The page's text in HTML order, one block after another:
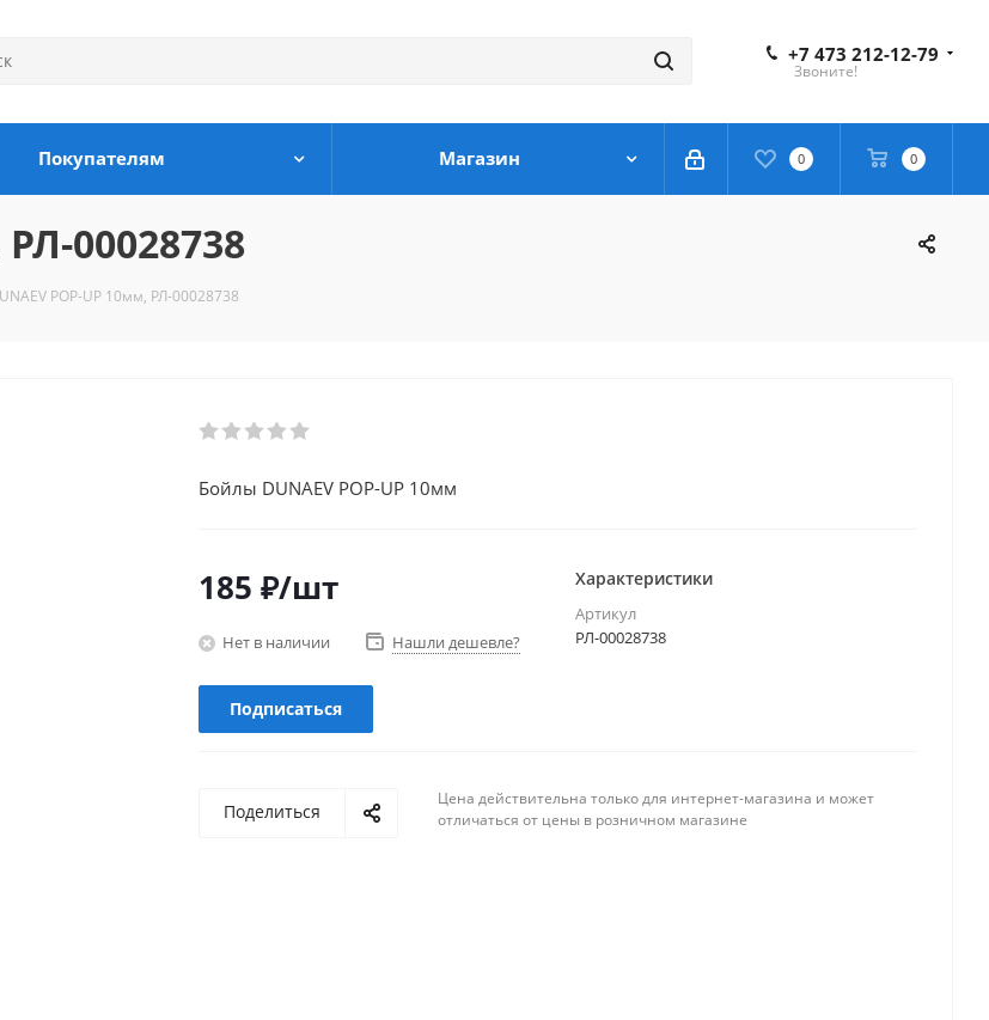
+7 473 212-12-79
Звоните!
0 0
Покупателям Магазин
00028738
POP-UP 10мм, РЛ-00028738
Бойлы DUNAEV POP-UP 10мм
185 ₽/шт
Нет в наличии Нашли дешевле?
Подписаться
Характеристики
Артикул
РЛ-00028738
Поделиться
Цена действительна только для интернет-магазина и может
отличаться от цены в розничном магазине